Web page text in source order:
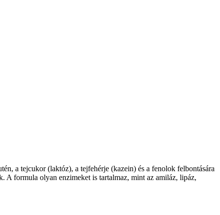
a tejcukor (laktóz), a tejfehérje (kazein) és a fenolok felbontására
A formula olyan enzimeket is tartalmaz, mint az amiláz, lipáz,